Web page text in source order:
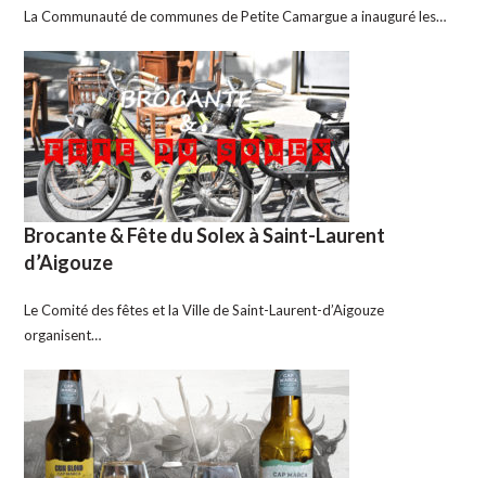
La Communauté de communes de Petite Camargue a inauguré les…
Brocante & Fête du Solex à Saint-Laurent
d’Aigouze
Le Comité des fêtes et la Ville de Saint-Laurent-d’Aigouze
organisent…